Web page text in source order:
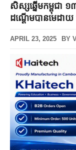
សិស្សឆ្នើមកម្ពុជា
ដណ្តើមបានមេដាយ
APRIL 23, 2025 BY